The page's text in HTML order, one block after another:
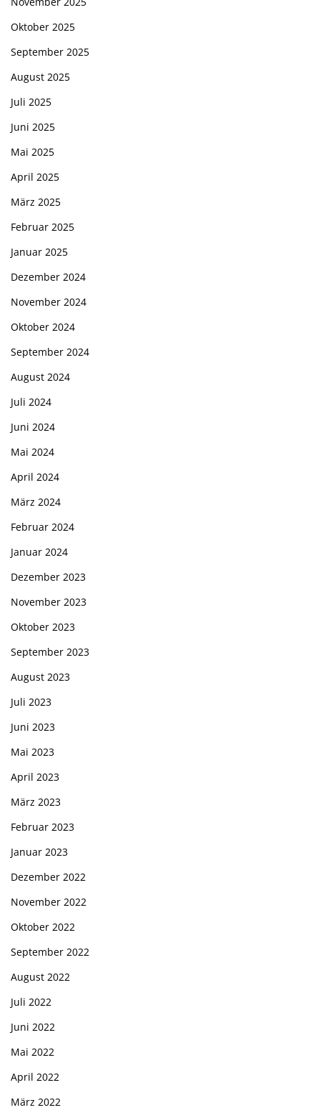
Oktober 2025
September 2025
August 2025
Juli 2025
Juni 2025
Mai 2025
April 2025
März 2025
Februar 2025
Januar 2025
Dezember 2024
November 2024
Oktober 2024
September 2024
August 2024
Juli 2024
Juni 2024
Mai 2024
April 2024
März 2024
Februar 2024
Januar 2024
Dezember 2023
November 2023
Oktober 2023
September 2023
August 2023
Juli 2023
Juni 2023
Mai 2023
April 2023
März 2023
Februar 2023
Januar 2023
Dezember 2022
November 2022
Oktober 2022
September 2022
August 2022
Juli 2022
Juni 2022
Mai 2022
April 2022
März 2022